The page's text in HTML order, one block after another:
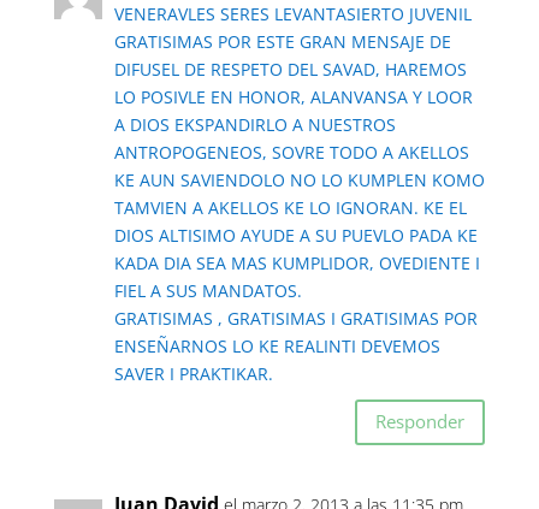
VENERAVLES SERES LEVANTASIERTO JUVENIL
GRATISIMAS POR ESTE GRAN MENSAJE DE
DIFUSEL DE RESPETO DEL SAVAD, HAREMOS
LO POSIVLE EN HONOR, ALANVANSA Y LOOR
A DIOS EKSPANDIRLO A NUESTROS
ANTROPOGENEOS, SOVRE TODO A AKELLOS
KE AUN SAVIENDOLO NO LO KUMPLEN KOMO
TAMVIEN A AKELLOS KE LO IGNORAN. KE EL
DIOS ALTISIMO AYUDE A SU PUEVLO PADA KE
KADA DIA SEA MAS KUMPLIDOR, OVEDIENTE I
FIEL A SUS MANDATOS.
GRATISIMAS , GRATISIMAS I GRATISIMAS POR
ENSEÑARNOS LO KE REALINTI DEVEMOS
SAVER I PRAKTIKAR.
Responder
Juan David el marzo 2, 2013 a las 11:35 pm